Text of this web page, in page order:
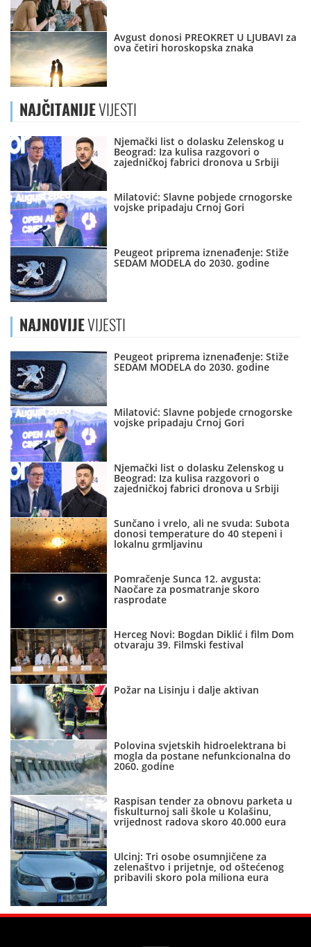
Avgust donosi PREOKRET U LJUBAVI za
ova četiri horoskopska znaka
NAJČITANIJEVIJESTI
Njemački list o dolasku Zelenskog u
Beograd: Iza kulisa razgovori o
zajedničkoj fabrici dronova u Srbiji
Milatović: Slavne pobjede crnogorske
vojske pripadaju Crnoj Gori
Peugeot priprema iznenađenje: Stiže
SEDAM MODELA do 2030. godine
NAJNOVIJEVIJESTI
Peugeot priprema iznenađenje: Stiže
SEDAM MODELA do 2030. godine
Milatović: Slavne pobjede crnogorske
vojske pripadaju Crnoj Gori
Njemački list o dolasku Zelenskog u
Beograd: Iza kulisa razgovori o
zajedničkoj fabrici dronova u Srbiji
Sunčano i vrelo, ali ne svuda: Subota
donosi temperature do 40 stepeni i
lokalnu grmljavinu
Pomračenje Sunca 12. avgusta:
Naočare za posmatranje skoro
rasprodate
Herceg Novi: Bogdan Diklić i film Dom
otvaraju 39. Filmski festival
Požar na Lisinju i dalje aktivan
Polovina svjetskih hidroelektrana bi
mogla da postane nefunkcionalna do
2060. godine
Raspisan tender za obnovu parketa u
fiskulturnoj sali škole u Kolašinu,
vrijednost radova skoro 40.000 eura
Ulcinj: Tri osobe osumnjičene za
zelenaštvo i prijetnje, od oštećenog
pribavili skoro pola miliona eura